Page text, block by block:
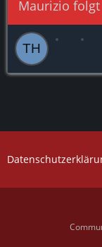
Maurizio folgt